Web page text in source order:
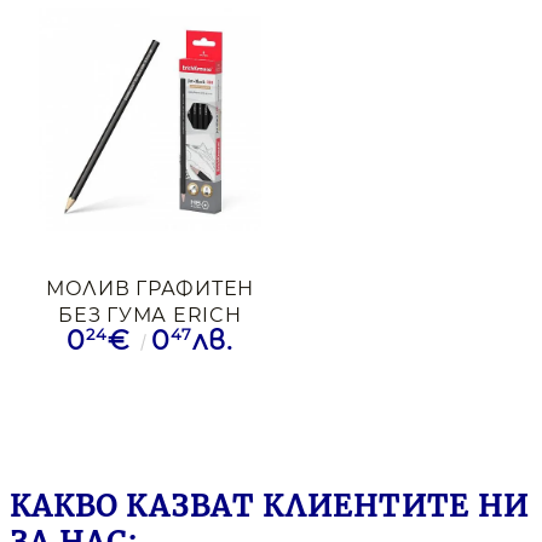
МОЛИВ ГРАФИТЕН
БЕЗ ГУМА ERICH
KRAUSE JB100 HB
024€ 047лв.
КАКВО КАЗВАТ КЛИЕНТИТЕ НИ